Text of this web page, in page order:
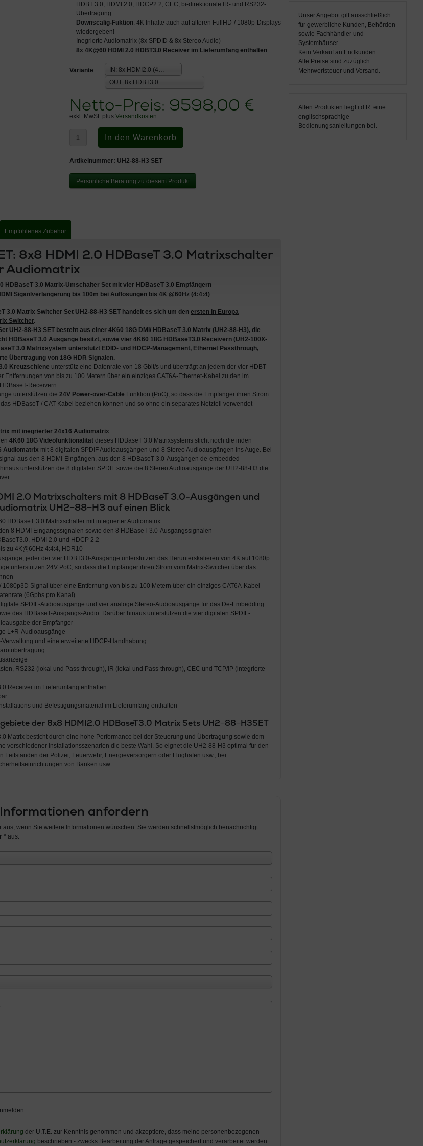
HDBT 3.0, HDMI 2.0, HDCP2.2, CEC, bi-direktionale IR- und RS232-
Übertragung
Downscalig-Fuktion: 4K Inhalte auch auf älteren FullHD-/ 1080p-Displays
wiedergeben!
Inegrierte Audiomatrix (8x SPDID & 8x Stereo Audio)
8x 4K@60 HDMI 2.0 HDBT3.0 Receiver im Lieferumfang enthalten
Variante
OUT: 8x HDBT3.0
Netto-Preis: 9598,00 €
exkl. MwSt. plus Versandkosten
Artikelnummer: UH2-88-H3 SET
Persönliche Beratung zu diesem Produkt
Empfohlenes Zubehör
8x8 HDMI 2.0 HDBaseT 3.0 Matrixschalter
Audiomatrix
HDBaseT 3.0 Matrix-Umschalter Set mitvier HDBaseT 3.0 Empfängern
Siganlverlängerung bis 100m bei Auflösungen bis 4K @60Hz (4:4:4)
3.0 Matrix Switcher Set UH2-88-H3 SET handelt es sich um denersten in Europa
Switcher.
UH2-88-H3 SET besteht aus einer4K60 18G DMI/ HDBaseT 3.0 Matrix (UH2-88-H3), die
HDBaseT 3.0 Ausgänge besitzt, sowievier 4K60 18G HDBaseT3.0 Receivern (UH2-100X-
3.0 Matrixsystem unterstützt EDID- und HDCP-Management, Ethernet Passthrough,
Übertragung von 18G HDR Signalen.
Kreuzschiene unterstütz eine Datenrate von 18 Gbit/s und überträgt an jedem der vier HDBT
Entfernungen von bis zu 100 Metern über ein einziges CAT6A-Ethernet-Kabel zu den im
Receivern.
unterstützen die24V Power-over-Cable Funktion (PoC), so dass die Empfänger ihren Strom
HDBaseT-/ CAT-Kabel beziehen können und so ohne ein separates Netzteil verwendet
mit inegrierter 24x16 Audiomatrix
4K60 18G Videofunktionalität dieses HDBaseT 3.0 Matrixsystems sticht noch die inden
Audiomatrix mit 8 digitalen SPDIF Audioausgängen und 8 Stereo Audioausgängen ins Auge. Bei
aus den 8 HDMI-Eingängen, aus den 8 HDBaseT 3.0-Ausgängen de-embedded
unterstützen die 8 digitalen SPDIF sowie die 8 Stereo Audioausgänge der UH2-88-H3 die
2.0 Matrixschalters mit 8 HDBaseT 3.0-Ausgängen und
UH2−88−H3 auf einen Blick
HDBaseT 3.0 Matrixschalter mit integrierter Audiomatrix
8 HDMI Eingangssignalen sowie den 8 HDBaseT 3.0-Ausgangssignalen
HDMI 2.0 und HDCP 2.2
zu 4K@60Hz 4:4:4, HDR10
jeder der vier HDBT3.0-Ausgänge unterstützen das Herunterskalieren von 4K auf 1080p
unterstützen 24V PoC, so dass die Empfänger ihren Strom vom Matrix-Switcher über das
Signal über eine Entfernung von bis zu 100 Metern über ein einziges CAT6A-Kabel
(6Gpbs pro Kanal)
SPDIF-Audioausgänge und vier analoge Stereo-Audioausgänge für das De-Embedding
des HDBaseT-Ausgangs-Audio. Darüber hinaus unterstützen die vier digitalen SPDIF-
der Empfänger
L+R-Audioausgänge
Verwaltung und eine erweiterte HDCP-Handhabung
RS232 (lokal und Pass-through), IR (lokal und Pass-through), CEC und TCP/IP (integrierte
Receiver im Lieferumfang enthalten
und Befestigungsmaterial im Lieferumfang enthalten
der 8x8 HDMI2.0 HDBaseT3.0 Matrix Sets UH2−88−H3SET
Matrix besticht durch eine hohe Performance bei der Steuerung und Übertragung sowie dem
verschiedener Installationsszenarien die beste Wahl. So eignet die UH2-88-H3 optimal für den
Leitständen der Polizei, Feuerwehr, Energieversorgern oder Flughäfen usw., bei
von Banken usw.
anfordern
aus, wenn Sie weitere Informationen wünschen. Sie werden schnellstmöglich benachrichtigt.
* aus.
der U.T.E. zur Kenntnis genommen und akzeptiere, dass meine personenbezogenen
beschrieben - zwecks Bearbeitung der Anfrage gespeichert und verarbeitet werden.
Unser Angebot gilt ausschließlich
für gewerbliche Kunden, Behörden
sowie Fachhändler und
Systemhäuser.
Kein Verkauf an Endkunden.
Alle Preise sind zuzüglich
Mehrwertsteuer und Versand.
Allen Produkten liegt i.d.R. eine
englischsprachige
Bedienungsanleitungen bei.